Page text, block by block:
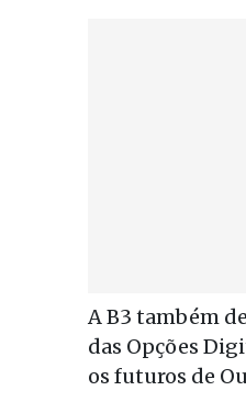
A B3 também
das Opções
os futuros de